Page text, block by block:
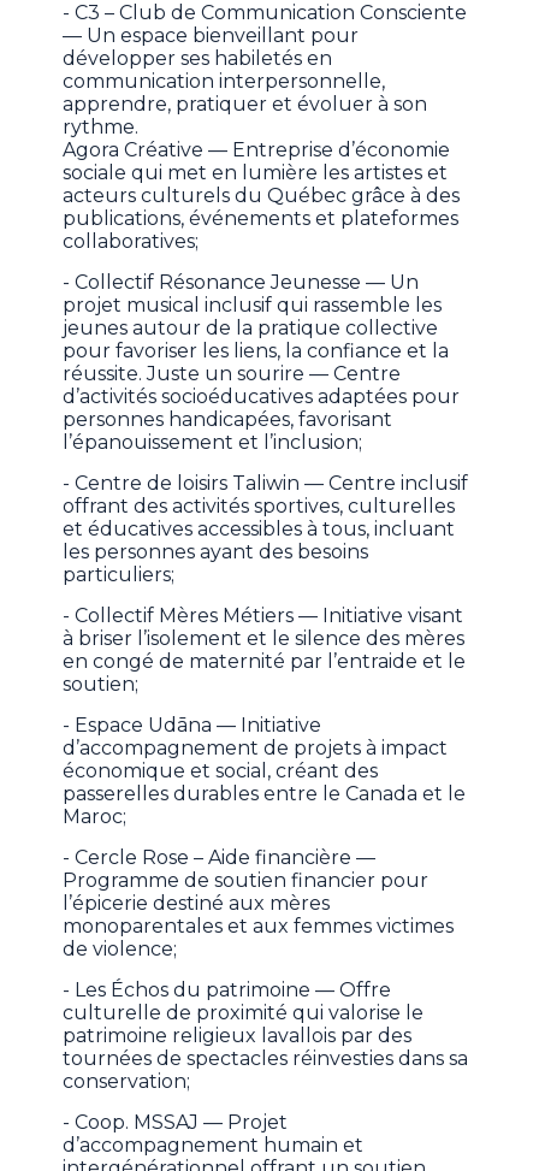
- C3 – Club de Communication Consciente
— Un espace bienveillant pour
développer ses habiletés en
communication interpersonnelle,
apprendre, pratiquer et évoluer à son
rythme.
Agora Créative — Entreprise d’économie
sociale qui met en lumière les artistes et
acteurs culturels du Québec grâce à des
publications, événements et plateformes
collaboratives;
- Collectif Résonance Jeunesse — Un
projet musical inclusif qui rassemble les
jeunes autour de la pratique collective
pour favoriser les liens, la confiance et la
réussite. Juste un sourire — Centre
d’activités socioéducatives adaptées pour
personnes handicapées, favorisant
l’épanouissement et l’inclusion;
- Centre de loisirs Taliwin — Centre inclusif
offrant des activités sportives, culturelles
et éducatives accessibles à tous, incluant
les personnes ayant des besoins
particuliers;
- Collectif Mères Métiers — Initiative visant
à briser l’isolement et le silence des mères
en congé de maternité par l’entraide et le
soutien;
- Espace Udāna — Initiative
d’accompagnement de projets à impact
économique et social, créant des
passerelles durables entre le Canada et le
Maroc;
- Cercle Rose – Aide financière —
Programme de soutien financier pour
l’épicerie destiné aux mères
monoparentales et aux femmes victimes
de violence;
- Les Échos du patrimoine — Offre
culturelle de proximité qui valorise le
patrimoine religieux lavallois par des
tournées de spectacles réinvesties dans sa
conservation;
- Coop. MSSAJ — Projet
d’accompagnement humain et